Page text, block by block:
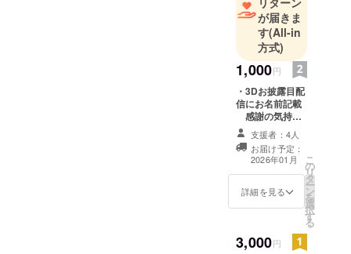
のアクセサ
リーのお店
を持つ事❗️
その夢のた
めに走り…
いえ飛び続
けます❗️
が届きま
す(All-in
方式)
1,000円
・3Dお披露目配
信にお名前記載
感謝の気持ち
を込めて、3Dお
披露目配信にお
名前を掲載しま
す。 ※支援
時、必ず備考欄
に希望されるお
支援者：4人
お届け予定：
2026年01月
詳細を見る
こ
の
リ
タ
ー
ン
を
選
択
す
る
3,000円